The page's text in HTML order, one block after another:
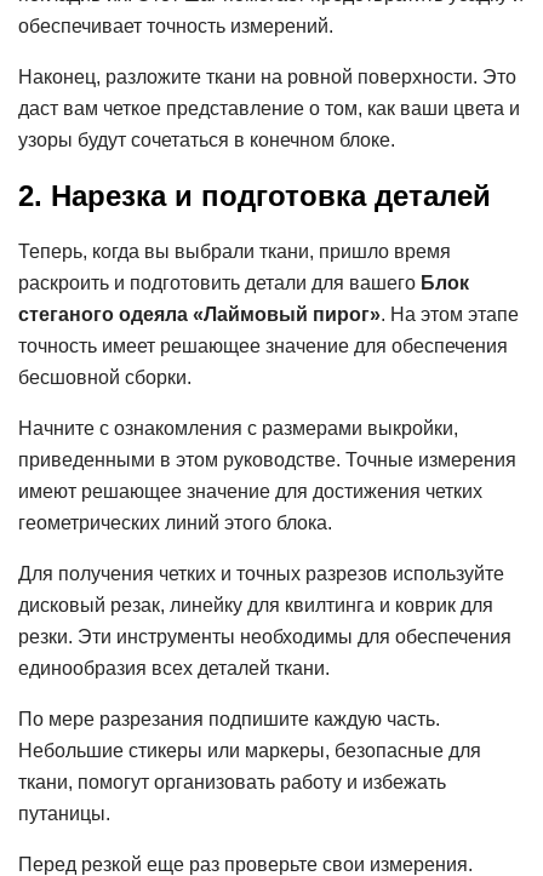
обеспечивает точность измерений.
Наконец, разложите ткани на ровной поверхности. Это
даст вам четкое представление о том, как ваши цвета и
узоры будут сочетаться в конечном блоке.
2. Нарезка и подготовка деталей
Теперь, когда вы выбрали ткани, пришло время
раскроить и подготовить детали для вашего Блок
стеганого одеяла «Лаймовый пирог». На этом этапе
точность имеет решающее значение для обеспечения
бесшовной сборки.
Начните с ознакомления с размерами выкройки,
приведенными в этом руководстве. Точные измерения
имеют решающее значение для достижения четких
геометрических линий этого блока.
Для получения четких и точных разрезов используйте
дисковый резак, линейку для квилтинга и коврик для
резки. Эти инструменты необходимы для обеспечения
единообразия всех деталей ткани.
По мере разрезания подпишите каждую часть.
Небольшие стикеры или маркеры, безопасные для
ткани, помогут организовать работу и избежать
путаницы.
Перед резкой еще раз проверьте свои измерения.